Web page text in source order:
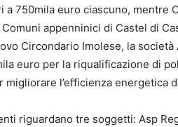
a 750mila euro ciascuno, mentre
appenninici di Castel di
Circondario Imolese, la
euro per la riqualificazione di
migliorare l’efficienza energetica
riguardano tre soggetti: Asp